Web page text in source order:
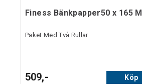
Finess Bänkpapper50 x 165 M
Paket Med Två Rullar
509,- Köp